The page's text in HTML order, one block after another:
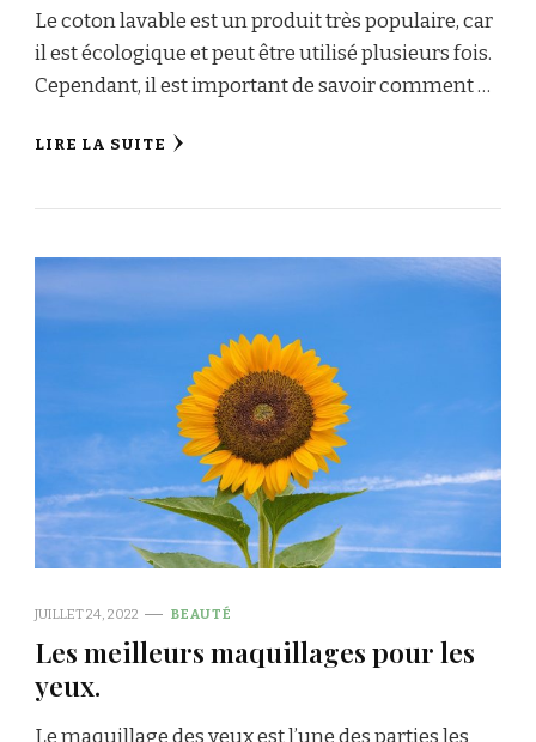
Le coton lavable est un produit très populaire, car
il est écologique et peut être utilisé plusieurs fois.
Cependant, il est important de savoir comment …
LIRE LA SUITE
JUILLET 24, 2022 BEAUTÉ
Les meilleurs maquillages pour les
yeux.
Le maquillage des yeux est l’une des parties les